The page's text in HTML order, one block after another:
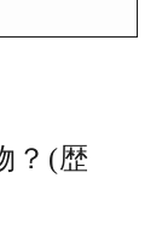
？(歴